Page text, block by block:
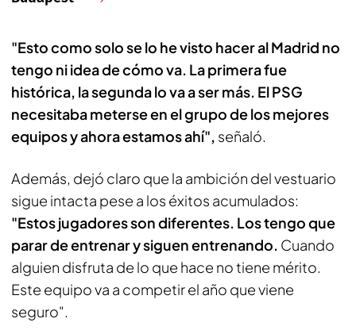
"Esto como solo se lo he visto hacer al Madrid no
tengo ni idea de cómo va. La primera fue
histórica, la segunda lo va a ser más. El PSG
necesitaba meterse en el grupo de los mejores
equipos y ahora estamos ahí", señaló.
Además, dejó claro que la ambición del vestuario
sigue intacta pese a los éxitos acumulados:
"Estos jugadores son diferentes. Los tengo que
parar de entrenar y siguen entrenando. Cuando
alguien disfruta de lo que hace no tiene mérito.
Este equipo va a competir el año que viene
seguro".